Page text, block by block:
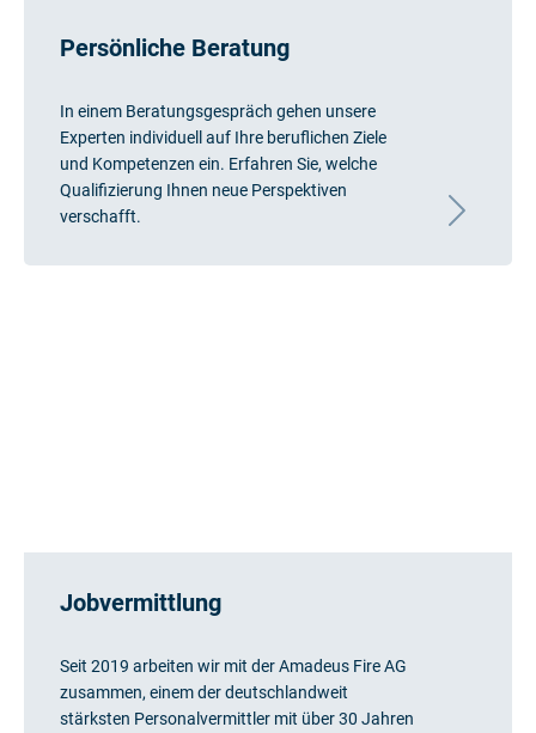
Persönliche Beratung
In einem Beratungsgespräch gehen unsere
Experten individuell auf Ihre beruflichen Ziele
und Kompetenzen ein. Erfahren Sie, welche
Qualifizierung Ihnen neue Perspektiven
verschafft.
Jobvermittlung
Seit 2019 arbeiten wir mit der Amadeus Fire AG
zusammen, einem der deutschlandweit
stärksten Personalvermittler mit über 30 Jahren